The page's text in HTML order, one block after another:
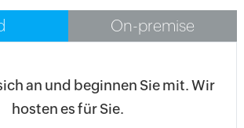
On-premise
an und beginnen Sie mit. Wir
hosten es für Sie.